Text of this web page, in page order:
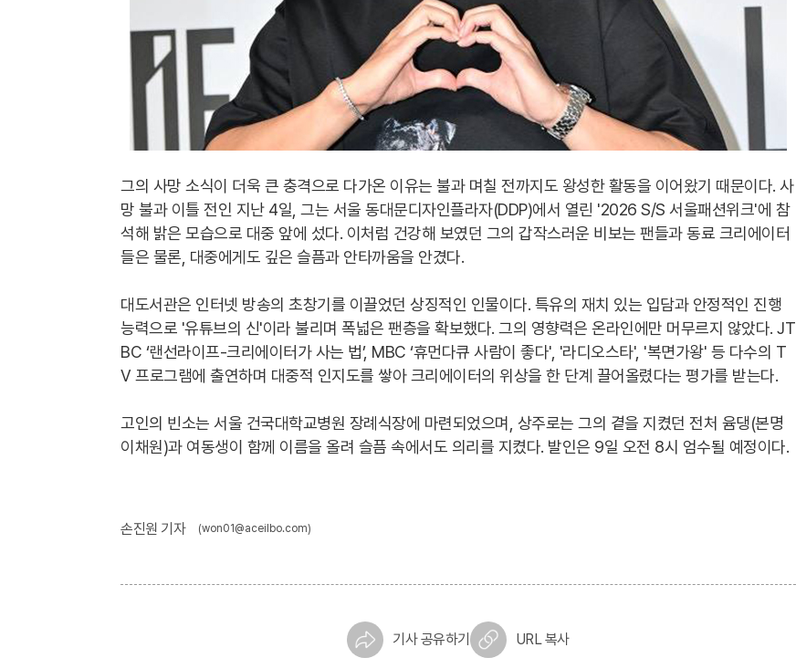
그의 사망 소식이 더욱 큰 충격으로 다가온 이유는 불과 며칠 전까지도 왕성한 활동을 이어왔기 때문이다. 사
망 불과 이틀 전인 지난 4일, 그는 서울 동대문디자인플라자(DDP)에서 열린 '2026 S/S 서울패션위크'에 참
석해 밝은 모습으로 대중 앞에 섰다. 이처럼 건강해 보였던 그의 갑작스러운 비보는 팬들과 동료 크리에이터
들은 물론, 대중에게도 깊은 슬픔과 안타까움을 안겼다.
대도서관은 인터넷 방송의 초창기를 이끌었던 상징적인 인물이다. 특유의 재치 있는 입담과 안정적인 진행
능력으로 '유튜브의 신'이라 불리며 폭넓은 팬층을 확보했다. 그의 영향력은 온라인에만 머무르지 않았다. JT
BC ‘랜선라이프-크리에이터가 사는 법’, MBC ‘휴먼다큐 사람이 좋다', '라디오스타', '복면가왕' 등 다수의 T
V 프로그램에 출연하며 대중적 인지도를 쌓아 크리에이터의 위상을 한 단계 끌어올렸다는 평가를 받는다.
고인의 빈소는 서울 건국대학교병원 장례식장에 마련되었으며, 상주로는 그의 곁을 지켰던 전처 윰댕(본명
이채원)과 여동생이 함께 이름을 올려 슬픔 속에서도 의리를 지켰다. 발인은 9일 오전 8시 엄수될 예정이다.
손진원 기자 (won01@aceilbo.com)
기사 공유하기 URL 복사